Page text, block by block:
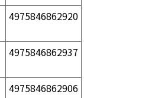
4975846862920
4975846862937
4975846862906